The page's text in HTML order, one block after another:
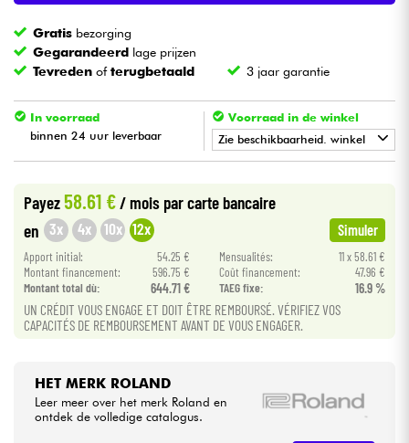
Drums & percussie
Viool & Quatuor
Kabels & toebehoren
HiFi
Sets
Gratis bezorging
Gegarandeerd lage prijzen
Tevreden ofterugbetaald 3 jaar garantie
In voorraad
binnen 24 uur leverbaar
Voorraad in de winkel
Zie beschikbaarheid. winkel
• BRUXELLES
Star'SMusic
• Music
•
Payez58.61 €/ mois par carte bancaire
en 3x 4x 10x 12x Simuler
Apport initial: 54.25 € Mensualités:
11 x 58.61 €
Montant financement:
596.75 € Coût financement:
47.96 €
Montant total dù:
644.71 € TAEG fixe: 16.9 %
UN CRÉDIT VOUS ENGAGE ET DOIT ÊTRE REMBOURSÉ. VÉRIFIEZ VOS
CAPACITÉS DE REMBOURSEMENT AVANT DE VOUS ENGAGER.
HET MERK ROLAND
Leer meer over het merk Roland en
ontdek de volledige catalogus.